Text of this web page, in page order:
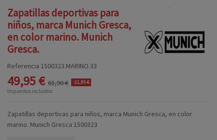
Zapatillas deportivas para
niños, marca Munich Gresca,
en color marino. Munich
Gresca.
Referencia 1500323.MARINO.33
49,95 € 61,90 € -11,95 €
Impuestos incluidos
Zapatillas deportivas para niños, marca Munich Gresca, en color
marino. Munich Gresca 1500323